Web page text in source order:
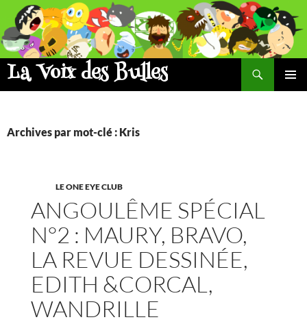
Aller
contenu
La Voix des Bulles
Recherche
Archives par mot-clé : Kris
LE ONE EYE CLUB
ANGOULÊME SPÉCIAL
N°2 : MAURY, BRAVO,
LA REVUE DESSINÉE,
EDITH &CORCAL,
WANDRILLE